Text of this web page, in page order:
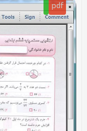
pdf